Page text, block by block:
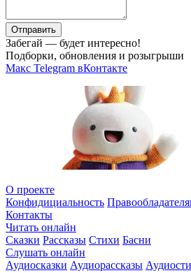
Отправить
Забегай — будет интересно!
Подборки, обновления и розыгрыши
Макс Telegram вКонтакте
О проекте
Конфидициальность
Контакты
Читать онлайн
Сказки Рассказы Стихи Басни
Слушать онлайн
Аудиосказки Аудиорассказы